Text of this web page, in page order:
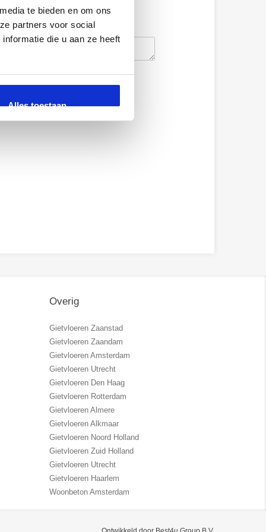
te bieden en om ons
partners voor social
die u aan ze heeft
Alles toestaan
Overig
Gietvloeren Zaanstad
Gietvloeren Zaandam
Gietvloeren Amsterdam
Gietvloeren Utrecht
Gietvloeren Den Haag
Gietvloeren Rotterdam
Gietvloeren Almere
Gietvloeren Alkmaar
Gietvloeren Noord Holland
Gietvloeren Zuid Holland
Gietvloeren Utrecht
Gietvloeren Haarlem
Woonbeton Amsterdam